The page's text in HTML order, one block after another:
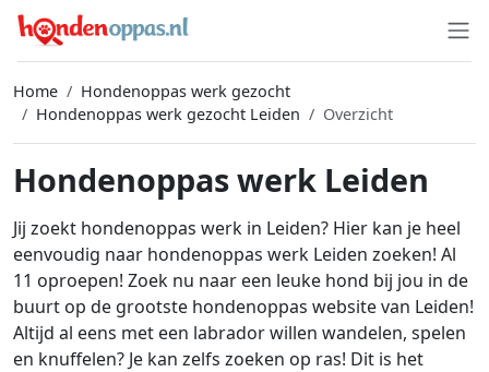
Home
Hondenoppas werk gezocht
Hondenoppas werk gezocht Leiden
Overzicht
Hondenoppas werk Leiden
Jij zoekt hondenoppas werk in Leiden? Hier kan je heel
eenvoudig naar hondenoppas werk Leiden zoeken! Al
11 oproepen! Zoek nu naar een leuke hond bij jou in de
buurt op de grootste hondenoppas website van Leiden!
Altijd al eens met een labrador willen wandelen, spelen
en knuffelen? Je kan zelfs zoeken op ras! Dit is het